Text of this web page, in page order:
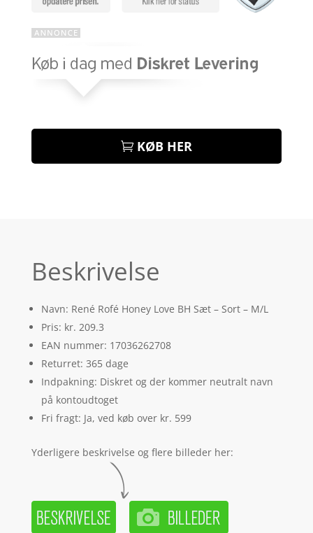
KØB HER
Beskrivelse
Navn: René Rofé Honey Love BH Sæt – Sort – M/L
Pris: kr. 209.3
EAN nummer: 17036262708
Returret: 365 dage
Indpakning: Diskret og der kommer neutralt navn
på kontoudtoget
Fri fragt: Ja, ved køb over kr. 599
Yderligere beskrivelse og flere billeder her: